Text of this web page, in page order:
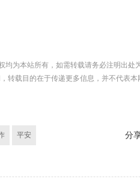
均为本站所有，如需转载请务必注明出处
转载目的在于传递更多信息，并不代表
平安 分